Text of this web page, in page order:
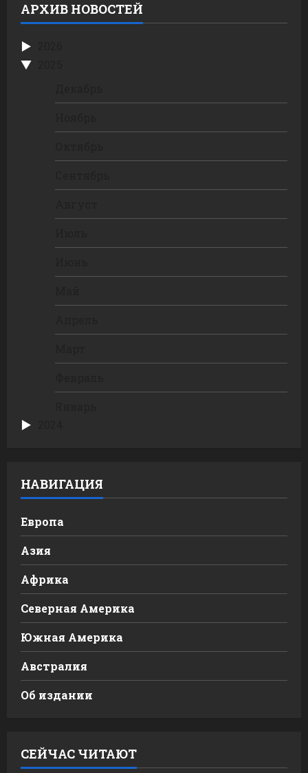
АРХИВ НОВОСТЕЙ
НАВИГАЦИЯ
Европа
Азия
Африка
Северная Америка
Южная Америка
Австралия
Об издании
СЕЙЧАС ЧИТАЮТ